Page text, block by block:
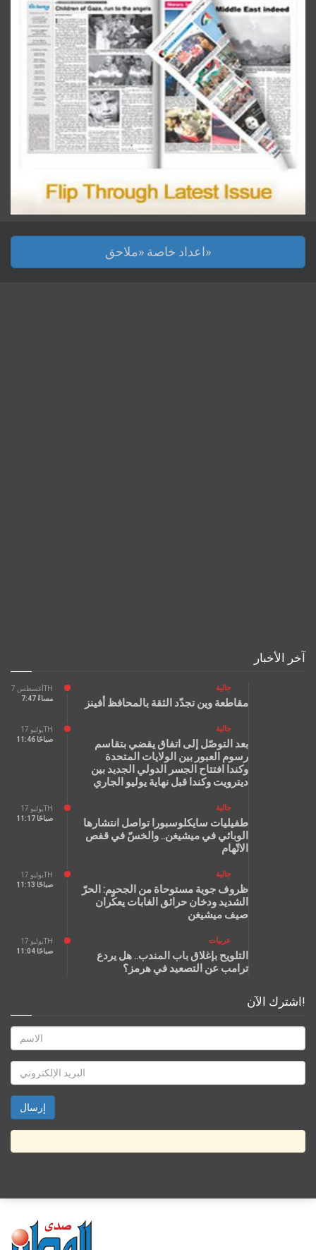
اعداد خاصة «ملاحق»
آخر الأخبار
أغسطس 7TH
7:47 مساءً
جالية
مقاطعة وين تجدّد الثقة بالمحافظ أفينز
يوليو 17TH
11:46 صباحًا
جالية
بعد التوصّل إلى اتفاق يقضي بتقاسم
رسوم العبور بين الولايات المتحدة
وكندا افتتاح الجسر الدولي الجديد بين
ديترويت وكندا قبل نهاية يوليو الجاري
يوليو 17TH
11:17 صباحًا
جالية
طفيليات سايكلوسبورا تواصل انتشارها
الوبائي في ميشيغن.. والخسّ في قفص
الاتّهام
يوليو 17TH
11:13 صباحًا
جالية
ظروف جوية مستوحاة من الجحيم: الحرّ
الشديد ودخان حرائق الغابات يعكّران
صيف ميشيغن
يوليو 17TH
11:04 صباحًا
عربيات
التلويح بإغلاق باب المندب.. هل يردع
ترامب عن التصعيد في هرمز؟
اشترك الآن!